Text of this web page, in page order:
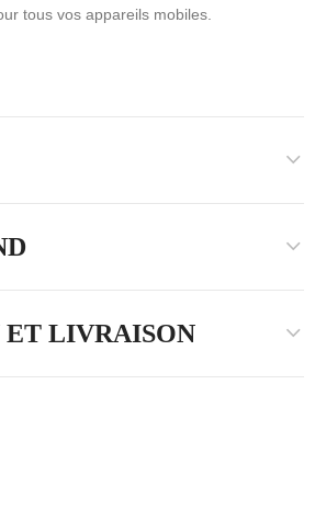
tous vos appareils mobiles.
LIVRAISON